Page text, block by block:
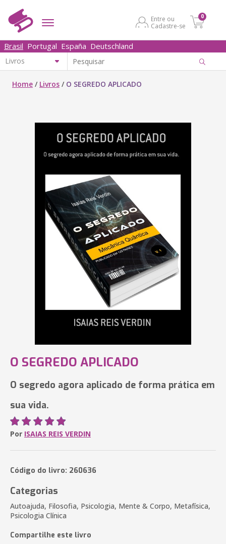
Entre ou
Cadastre-se
0
Brasil Portugal España Deutschland
Home / Livros / O SEGREDO APLICADO
O SEGREDO APLICADO
O segredo agora aplicado de forma prática em
sua vida.
Por ISAIAS REIS VERDIN
Código do livro: 260636
Categorias
Autoajuda, Filosofia, Psicologia, Mente & Corpo, Metafísica,
Psicologia Clínica
Compartilhe este livro